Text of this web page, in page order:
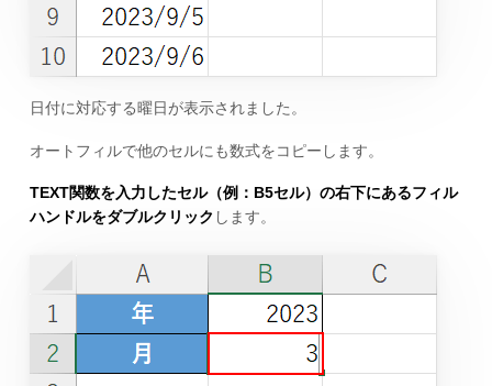
日付に対応する曜日が表示されました。
オートフィルで他のセルにも数式をコピーします。
TEXT関数を入力したセル（例：B5セル）の右下にあるフィル
ハンドルをダブルクリック します。